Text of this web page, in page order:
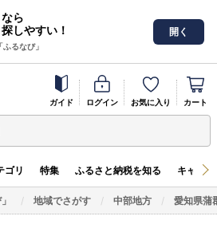
ら
しやすい！
るなび」
開く
ガイド ログイン お気に入り カート
ゴリ 特集 ふるさと納税を知る キャン
地域でさがす 中部地方 愛知県蒲